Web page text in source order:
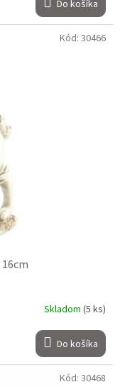
Do košíka
Skladom (5 ks)
Do košíka
Kód: 30466
Kód: 30468